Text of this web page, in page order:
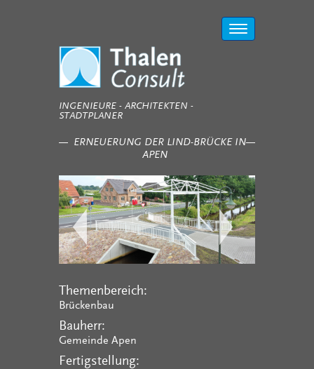
Toggle
navigation
INGENIEURE - ARCHITEKTEN -
STADTPLANER
ERNEUERUNG DER LIND-BRÜCKE IN
APEN
Themenbereich:
Brückenbau
Bauherr:
Gemeinde Apen
Fertigstellung: